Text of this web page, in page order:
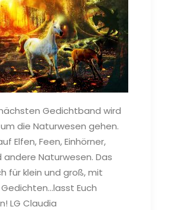
Gedichtband wird
die Naturwesen gehen.
Elfen, Feen, Einhörner,
andere Naturwesen. Das
für klein und groß, mit
Euch
LG Claudia